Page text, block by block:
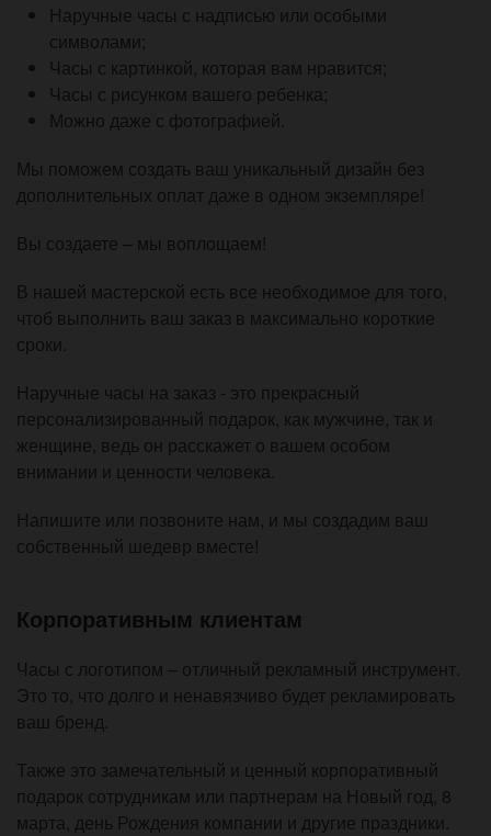
Наручные часы с надписью или особыми
символами;
Часы с картинкой, которая вам нравится;
Часы с рисунком вашего ребенка;
Можно даже с фотографией.
Мы поможем создать ваш уникальный дизайн без
дополнительных оплат даже в одном экземпляре!
Вы создаете – мы воплощаем!
В нашей мастерской есть все необходимое для того,
чтоб выполнить ваш заказ в максимально короткие
сроки.
Наручные часы на заказ - это прекрасный
персонализированный подарок, как мужчине, так и
женщине, ведь он расскажет о вашем особом
внимании и ценности человека.
Напишите или позвоните нам, и мы создадим ваш
собственный шедевр вместе!
Корпоративным клиентам
Часы с логотипом – отличный рекламный инструмент.
Это то, что долго и ненавязчиво будет рекламировать
ваш бренд.
Также это замечательный и ценный корпоративный
подарок сотрудникам или партнерам на Новый год, 8
марта, день Рождения компании и другие праздники.